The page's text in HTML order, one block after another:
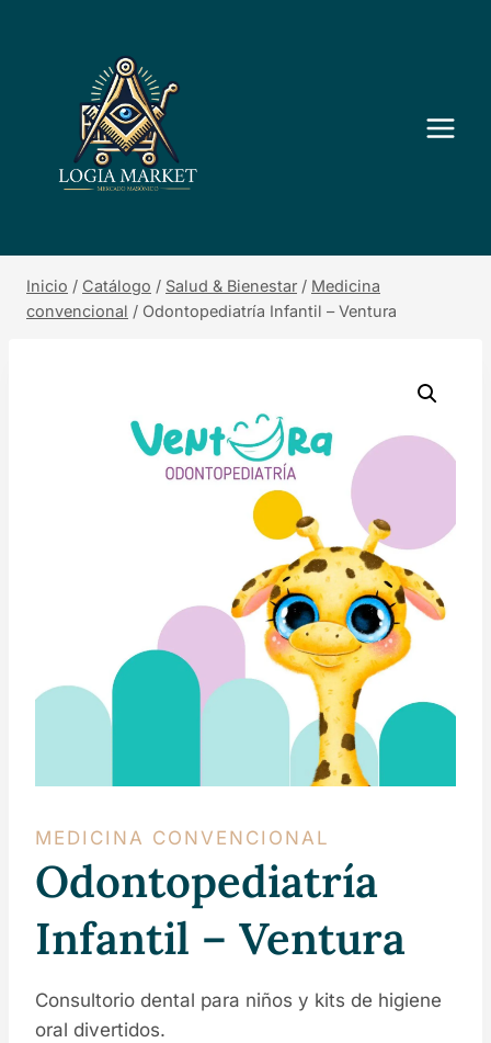
Inicio / Catálogo / Salud & Bienestar / Medicina
convencional / Odontopediatría Infantil – Ventura
MEDICINA CONVENCIONAL
Odontopediatría
Infantil – Ventura
Consultorio dental para niños y kits de higiene
oral divertidos.